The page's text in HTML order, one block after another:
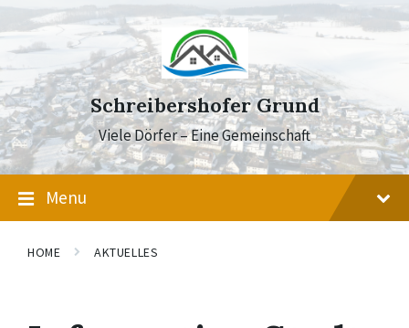
content
main
navigation
footer
Schreibershofer Grund
Viele Dörfer – Eine Gemeinschaft
Menu
HOME AKTUELLES